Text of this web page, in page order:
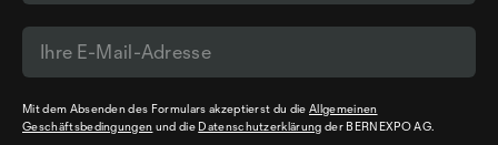
Mit dem Absenden des Formulars akzeptierst du dieAllgemeinen
Geschäftsbedingungen und die Datenschutzerklärung der BERNEXPO AG.